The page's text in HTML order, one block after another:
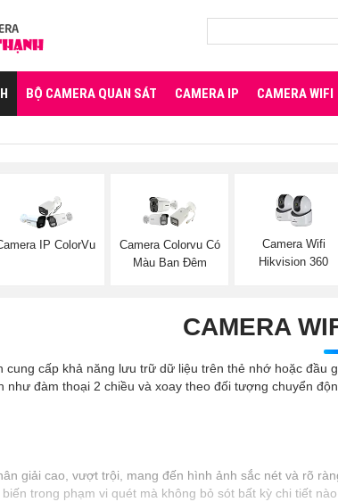
BỘ CAMERA QUAN SÁT CAMERA IP CAMERA WIFI
IP ColorVu
Camera Colorvu Có
Màu Ban Đêm
Camera Wifi
Hikvision 360
CAMERA
cung cấp khả năng lưu trữ dữ liệu trên thẻ nhớ hoặc
như đàm thoại 2 chiều và xoay theo đối tượng chuyển
giải cao, vượt trội, mang đến hình ảnh sắc nét và rõ
trong phạm vi quét mà không bỏ sót bất kỳ chi tiết